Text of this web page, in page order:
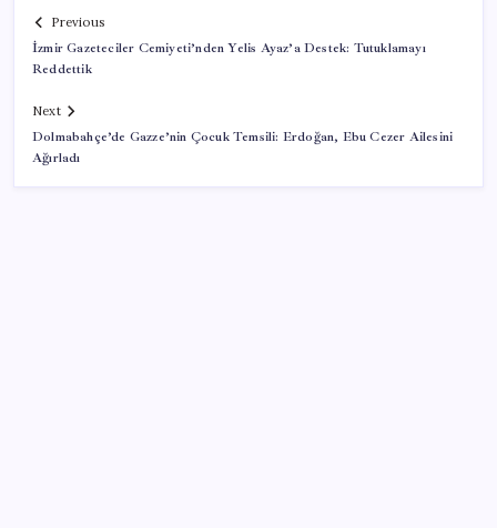
Previous
İzmir Gazeteciler Cemiyeti’nden Yelis Ayaz’a Destek: Tutuklamayı
Reddettik
Next
Dolmabahçe’de Gazze’nin Çocuk Temsili: Erdoğan, Ebu Cezer Ailesini
Ağırladı